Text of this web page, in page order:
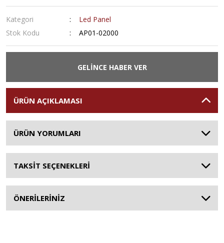
Kategori
Led Panel
Stok Kodu
AP01-02000
GELİNCE HABER VER
ÜRÜN AÇIKLAMASI
ÜRÜN YORUMLARI
TAKSİT SEÇENEKLERİ
ÖNERİLERİNİZ